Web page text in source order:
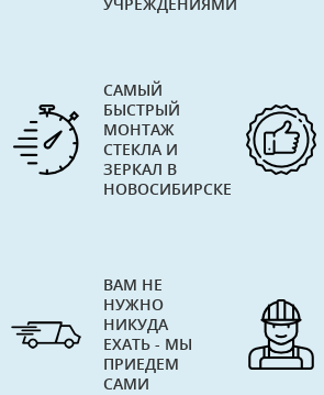
САМЫЙ
БЫСТРЫЙ
МОНТАЖ
СТЕКЛА И
ЗЕРКАЛ В
НОВОСИБИРСКЕ
ВАМ НЕ
НУЖНО
НИКУДА
ЕХАТЬ - МЫ
ПРИЕДЕМ
САМИ